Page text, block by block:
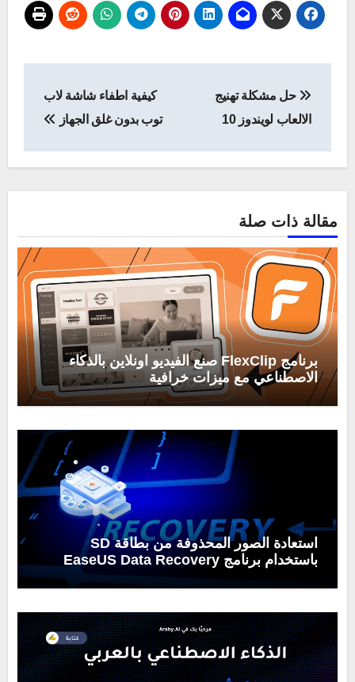
المقالات
حل مشكلة تهنيج
الالعاب لويندوز 10
كيفية اطفاء شاشة لاب
توب بدون غلق الجهاز
مقالة ذات صلة
برنامج FlexClip صنع الفيديو اونلاين بالذكاء
الاصطناعي مع ميزات خرافية
استعادة الصور المحذوفة من بطاقة SD
باستخدام برنامج EaseUS Data Recovery